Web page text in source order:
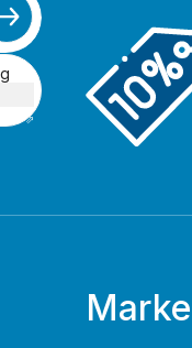
⇗
Marke